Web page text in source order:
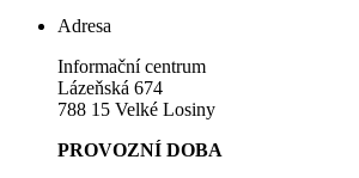
Adresa
Informační centrum
Lázeňská 674
788 15 Velké Losiny
PROVOZNÍ DOBA